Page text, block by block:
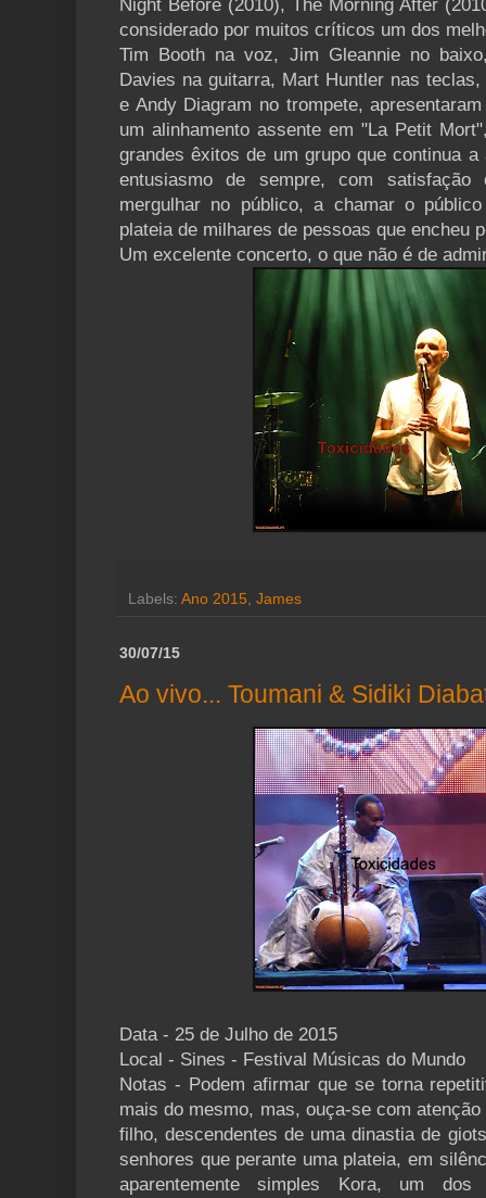
Night Before (2010), The Morning After
considerado por muitos críticos um dos
Tim Booth na voz, Jim Gleannie no
Davies na guitarra, Mart Huntler nas
e Andy Diagram no trompete,
um alinhamento assente em "La Petit
grandes êxitos de um grupo que continua
entusiasmo de sempre, com
mergulhar no público, a chamar o
plateia de milhares de pessoas que encheu
Um excelente concerto, o que não é de
Labels: Ano 2015, James
30/07/15
Ao vivo... Toumani & Sidiki
Data - 25 de Julho de 2015
Local - Sines - Festival Músicas do Mundo
Notas - Podem afirmar que se torna
mais do mesmo, mas, ouça-se com
filho, descendentes de uma dinastia de
senhores que perante uma plateia, em
aparentemente simples Kora, um dos